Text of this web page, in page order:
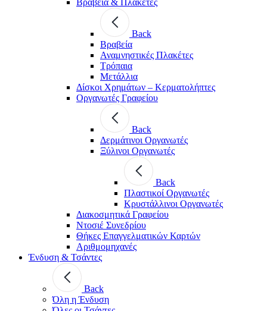
Back
Βραβεία
Αναμνηστικές Πλακέτες
Τρόπαια
Μετάλλια
Δίσκοι Χρημάτων – Κερματολήπτες
Οργανωτές Γραφείου
Back
Δερμάτινοι Οργανωτές
Ξύλινοι Οργανωτές
Back
Πλαστικοί Οργανωτές
Κρυστάλλινοι Οργανωτές
Διακοσμητικά Γραφείου
Ντοσιέ Συνεδρίου
Θήκες Επαγγελματικών Καρτών
Αριθμομηχανές
Ένδυση & Τσάντες
Back
Όλη η Ένδυση